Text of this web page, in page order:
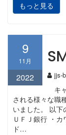
もっと見る
9
11月
2022 jjs-
キ
される様々な職
いました。 以
ＵＦＪ銀行 ・
ド…